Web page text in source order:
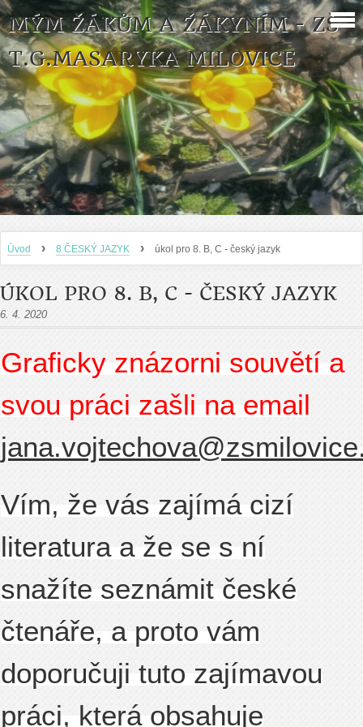
MÝM ŽÁKŮM A ŽÁKYNÍM - ZŠ
T.G.MASARYKA MILOVICE
Úvod › 8 ČESKÝ JAZYK › úkol pro 8. B, C - český jazyk
ÚKOL PRO 8. B, C - ČESKÝ JAZYK
6. 4. 2020
Graficky znázorni souvětí a
svou práci zašli na email
Vím, že vás zajímá cizí
literatura a že se s ní
snažíte seznámit české
čtenáře, a proto vám
doporučuji tuto zajímavou
práci, která obsahuje